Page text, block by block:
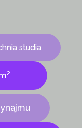
studia